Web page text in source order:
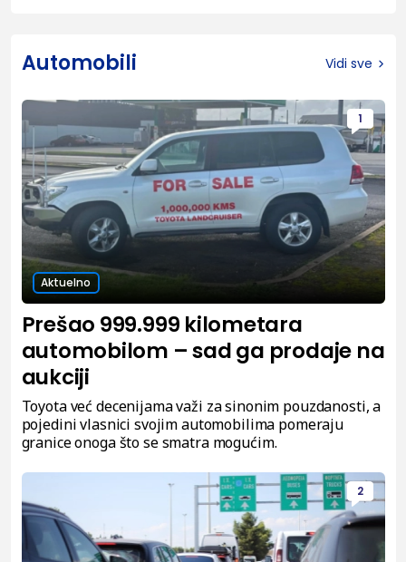
Automobili Vidi sve
1
Aktuelno
Prešao 999.999 kilometara
automobilom – sad ga prodaje na
aukciji
Toyota već decenijama važi za sinonim pouzdanosti, a
pojedini vlasnici svojim automobilima pomeraju
granice onoga što se smatra mogućim.
2